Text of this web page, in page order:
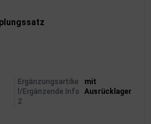
Ergänzungsartike
l/Ergänzende Info
2
mit
Ausrücklager